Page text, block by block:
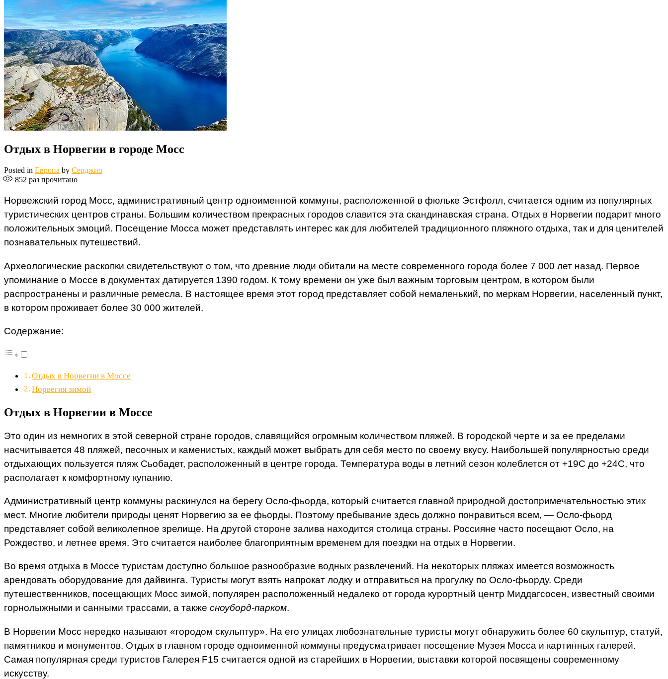
Отдых в Норвегии в городе Мосс
Posted in Европа by Серджио
852 раз прочитано
Норвежский город Мосс, административный центр одноименной коммуны, расположенной в фюльке Эстфолл, считается одним из популярных
туристических центров страны. Большим количеством прекрасных городов славится эта скандинавская страна. Отдых в Норвегии подарит много
положительных эмоций. Посещение Мосса может представлять интерес как для любителей традиционного пляжного отдыха, так и для ценителей
познавательных путешествий.
Археологические раскопки свидетельствуют о том, что древние люди обитали на месте современного города более 7 000 лет назад. Первое
упоминание о Моссе в документах датируется 1390 годом. К тому времени он уже был важным торговым центром, в котором были
распространены и различные ремесла. В настоящее время этот город представляет собой немаленький, по меркам Норвегии, населенный пункт,
в котором проживает более 30 000 жителей.
Содержание:
Отдых в Норвегии в Моссе
Норвегия зимой
Отдых в Норвегии в Моссе
Это один из немногих в этой северной стране городов, славящийся огромным количеством пляжей. В городской черте и за ее пределами
насчитывается 48 пляжей, песочных и каменистых, каждый может выбрать для себя место по своему вкусу. Наибольшей популярностью среди
отдыхающих пользуется пляж Сьобадет, расположенный в центре города. Температура воды в летний сезон колеблется от +19С до +24C, что
располагает к комфортному купанию.
Административный центр коммуны раскинулся на берегу Осло-фьорда, который считается главной природной достопримечательностью этих
мест. Многие любители природы ценят Норвегию за ее фьорды. Поэтому пребывание здесь должно понравиться всем, — Осло-фьорд
представляет собой великолепное зрелище. На другой стороне залива находится столица страны. Россияне часто посещают Осло, на
Рождество, и летнее время. Это считается наиболее благоприятным временем для поездки на отдых в Норвегии.
Во время отдыха в Моссе туристам доступно большое разнообразие водных развлечений. На некоторых пляжах имеется возможность
арендовать оборудование для дайвинга. Туристы могут взять напрокат лодку и отправиться на прогулку по Осло-фьорду. Среди
путешественников, посещающих Мосс зимой, популярен расположенный недалеко от города курортный центр Миддагсосен, известный своими
горнолыжными и санными трассами, а также сноуборд-парком.
В Норвегии Мосс нередко называют «городом скульптур». На его улицах любознательные туристы могут обнаружить более 60 скульптур, статуй,
памятников и монументов. Отдых в главном городе одноименной коммуны предусматривает посещение Музея Мосса и картинных галерей.
Самая популярная среди туристов Галерея F15 считается одной из старейших в Норвегии, выставки которой посвящены современному
искусству.